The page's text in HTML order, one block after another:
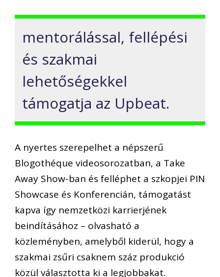
mentorálással, fellépési
és szakmai
lehetőségekkel
támogatja az Upbeat.
A nyertes szerepelhet a népszerű
Blogothéque videosorozatban, a Take
Away Show-ban és felléphet a szkopjei PIN
Showcase és Konferencián, támogatást
kapva így nemzetközi karrierjének
beindításához – olvasható a
közleményben, amelyből kiderül, hogy a
szakmai zsűri csaknem száz produkció
közül választotta ki a legjobbakat.